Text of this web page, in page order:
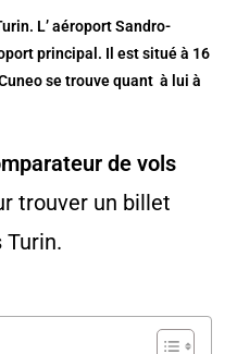
L’ aéroport Sandro-
principal. Il est situé à 16
se trouve quant à lui à
de vols
trouver un billet
Turin.